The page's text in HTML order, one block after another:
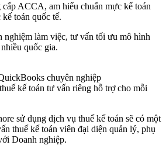
ACCA, am hiểu chuẩn mực kế toán
toán quốc tế.
nghiệm làm việc, tư vấn tối ưu mô hình
quốc gia.
kế toán tư vấn riêng hỗ trợ cho mỗi
sử dụng dịch vụ thuế kế toán sẽ có một
thuế kế toán viên đại diện quản lý, phụ
Doanh nghiệp.